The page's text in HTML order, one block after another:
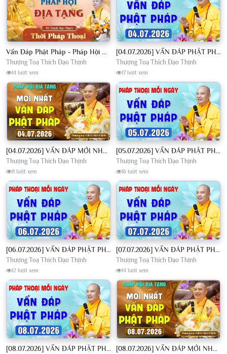
Vấn Đáp Phật Pháp - Pháp Hội Địa Tạng Ngày 01/08/2026│TT. Thích Đạo Thịnh
Thượng Toạ Thích Đạo Thịnh
14 lượt xem
[04.07.2026] VẤN ĐÁP PHẬT PHÁP - Nghe Thầy giảng Pháp mỗi ngày CÔNG ĐỨC VÔ LƯỢNG│TT. Thích Đạo Thịnh
Thượng Toạ Thích Đạo Thịnh
17 lượt xem
[04.07.2026] VẤN ĐÁP MỚI NHẤT - Pháp Hội Địa Tạng Chùa Khai Nguyên | TT. Thích Đạo Thịnh
Thượng Toạ Thích Đạo Thịnh
11 lượt xem
[05.07.2026] VẤN ĐÁP PHẬT PHÁP - Nghe Thầy giảng Pháp mỗi ngày CÔNG ĐỨC VÔ LƯỢNG│TT. Thích Đạo Thịnh
Thượng Toạ Thích Đạo Thịnh
16 lượt xem
[06.07.2026] VẤN ĐÁP PHẬT PHÁP - Nghe Thầy giảng Pháp mỗi ngày CÔNG ĐỨC VÔ LƯỢNG│TT. Thích Đạo Thịnh
Thượng Toạ Thích Đạo Thịnh
12 lượt xem
[07.07.2026] VẤN ĐÁP PHẬT PHÁP - Nghe Thầy giảng Pháp mỗi ngày CÔNG ĐỨC VÔ LƯỢNG│TT. Thích Đạo Thịnh
Thượng Toạ Thích Đạo Thịnh
14 lượt xem
[08.07.2026] VẤN ĐÁP PHẬT PHÁP - Nghe Thầy giảng Pháp mỗi ngày CÔNG ĐỨC VÔ LƯỢNG│TT. Thích Đạo Thịnh [08.07.2026] VẤN ĐÁP MỚI NHẤT - Pháp Hội Địa Tạng Chùa Khai Nguyên | TT. Thích Đạo Thịnh